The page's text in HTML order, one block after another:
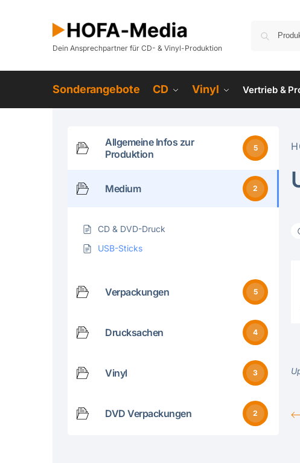
Dein Ansprechpartner für CD- & Vinyl-Produktion
Sonderangebote CD Vinyl Vertrieb &
Allgemeine Infos zur
Produktion
5
Medium 2
CD & DVD-Druck
USB-Sticks
Verpackungen 5
Drucksachen 4
Vinyl 3
DVD Verpackungen 2